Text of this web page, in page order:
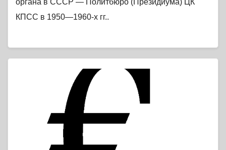
КПСС в 1950—1960-х гг..